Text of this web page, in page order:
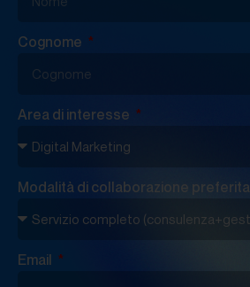
Cognome
Area di interesse
Modalità di collaborazione preferita
Email